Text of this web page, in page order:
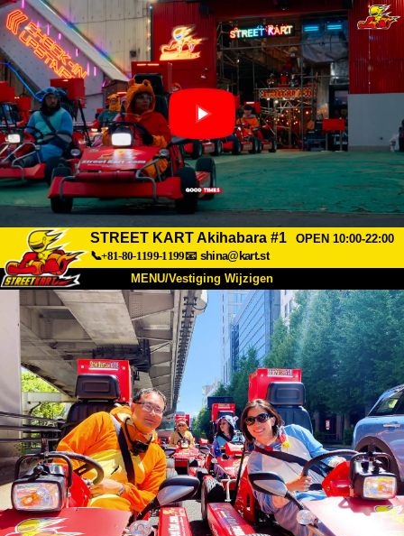
STREET KART Akihabara #1
OPEN 10:00-22:00
📞+81-80-1199-1199📧 shina@kart.st
MENU/Vestiging Wijzigen
TOP
Over Ons Specificaties Prijs
Bereikbaarheid Reviews Veelgestelde Vragen
Bedrijf Reserveren
Vestiging Wijzigen
Tokio Shinagawa Tokio Akihabara#1
Tokio Akihabara#2 Tokio Shibuya
Tokio Shibuya Annex Tokio Baai